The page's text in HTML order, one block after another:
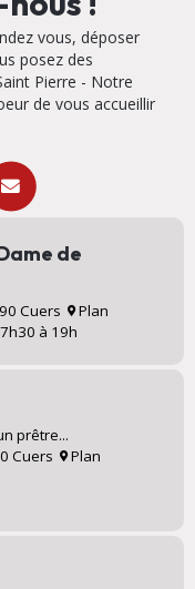
vous, déposer
posez des
Pierre - Notre
de vous accueillir
de
Cuers
Plan
à 19h
prêtre...
Cuers
Plan